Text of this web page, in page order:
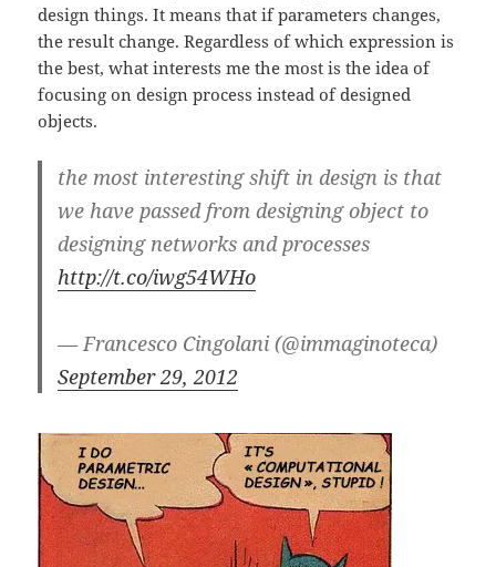
design things. It means that if parameters changes,
the result change. Regardless of which expression is
the best, what interests me the most is the idea of
focusing on design process instead of designed
objects.
the most interesting shift in design is that
we have passed from designing object to
designing networks and processes
http://t.co/iwg54WHo
— Francesco Cingolani (@immaginoteca)
September 29, 2012